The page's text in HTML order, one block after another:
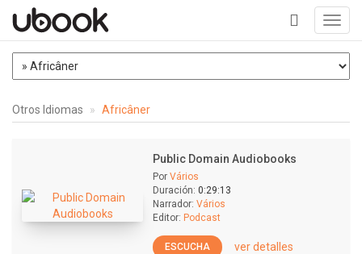
+
Otros Idiomas Africâner
Public Domain Audiobooks
Por Vários
Duración: 0:29:13
Narrador: Vários
Editor: Podcast
ESCUCHA ver detalles